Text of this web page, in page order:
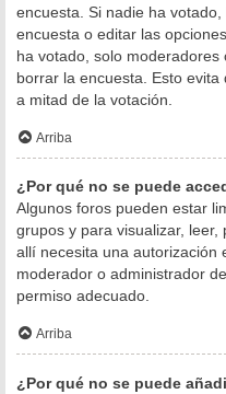
encuesta. Si nadie ha
encuesta o editar las
ha votado, solo
borrar la encuesta. Esto
a mitad de la votación.
Arriba
¿Por qué no se puede
Algunos foros pueden estar
grupos y para visualizar,
allí necesita una autorización
moderador o administrador
permiso adecuado.
Arriba
¿Por qué no se puede